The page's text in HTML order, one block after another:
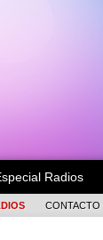
Radios
CONTACTO